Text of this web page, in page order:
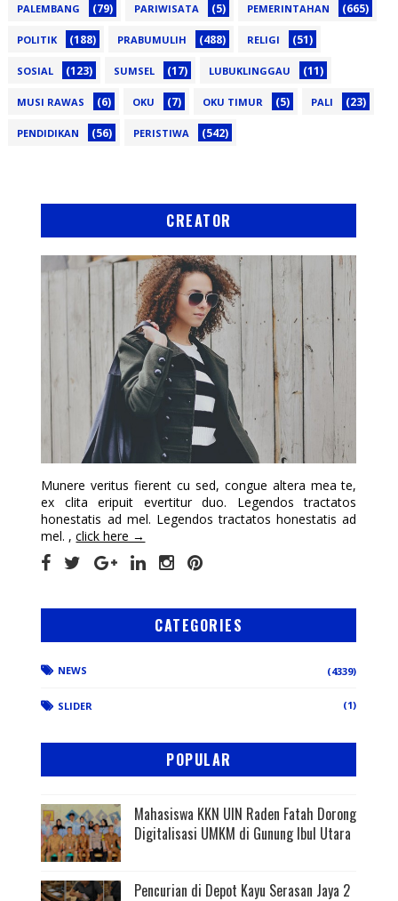
PALEMBANG (79) PARIWISATA (5) PEMERINTAHAN (665)
POLITIK (188) PRABUMULIH (488) RELIGI (51)
SOSIAL (123) SUMSEL (17) LUBUKLINGGAU (11)
MUSI RAWAS (6) OKU (7) OKU TIMUR (5) PALI (23)
PENDIDIKAN (56) PERISTIWA (542)
CREATOR
Munere veritus fierent cu sed, congue altera mea te,
ex clita eripuit evertitur duo. Legendos tractatos
honestatis ad mel. Legendos tractatos honestatis ad
mel. ,click here →
CATEGORIES
NEWS (4339)
SLIDER (1)
POPULAR
Mahasiswa KKN UIN Raden Fatah Dorong
Digitalisasi UMKM di Gunung Ibul Utara
Pencurian di Depot Kayu Serasan Jaya 2